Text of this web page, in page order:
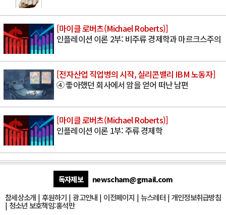
[마이클 로버츠(Michael Roberts)]
인플레이션 이론 2부: 비주류 경제학과 마르크스주의
[전자산업 직업병의 시작, 실리콘밸리 IBM 노동자]
④ 좋아했던 회사에서 암을 얻어 떠난 남편
[마이클 로버츠(Michael Roberts)]
인플레이션 이론 1부: 주류 경제학
독자제보
newscham@gmail.com
참세상소개 | 후원하기 |광고안내 | 이전페이지 | 뉴스레터| 개인정보취급방침
| 청소년 보호책임:홍석만